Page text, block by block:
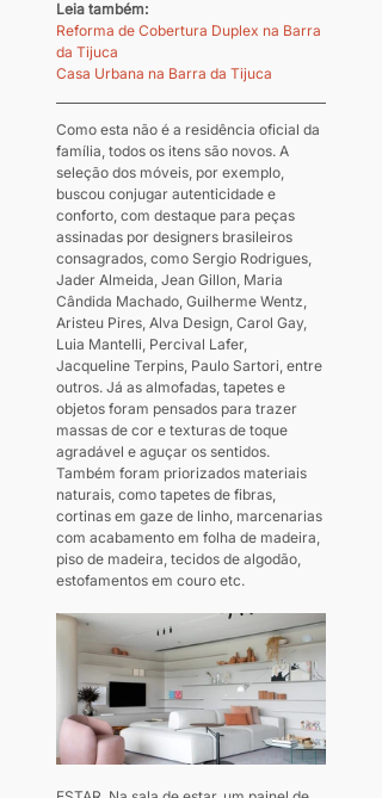
Leia também:
Reforma de Cobertura Duplex na Barra
da Tijuca
Casa Urbana na Barra da Tijuca
Como esta não é a residência oficial da
família, todos os itens são novos. A
seleção dos móveis, por exemplo,
buscou conjugar autenticidade e
conforto, com destaque para peças
assinadas por designers brasileiros
consagrados, como Sergio Rodrigues,
Jader Almeida, Jean Gillon, Maria
Cândida Machado, Guilherme Wentz,
Aristeu Pires, Alva Design, Carol Gay,
Luia Mantelli, Percival Lafer,
Jacqueline Terpins, Paulo Sartori, entre
outros. Já as almofadas, tapetes e
objetos foram pensados para trazer
massas de cor e texturas de toque
agradável e aguçar os sentidos.
Também foram priorizados materiais
naturais, como tapetes de fibras,
cortinas em gaze de linho, marcenarias
com acabamento em folha de madeira,
piso de madeira, tecidos de algodão,
estofamentos em couro etc.